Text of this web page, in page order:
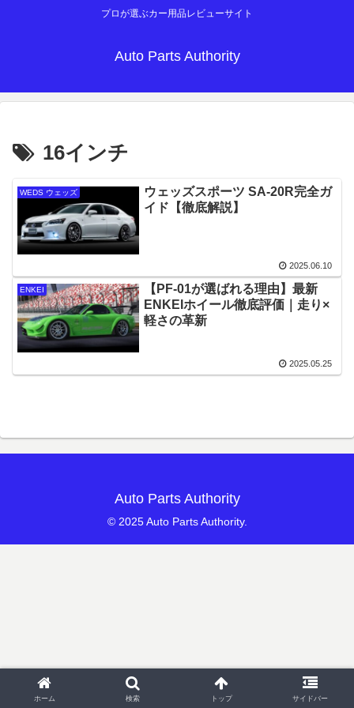
プロが選ぶカー用品レビューサイト
Auto Parts Authority
16インチ
WEDS ウェッズ
ウェッズスポーツ SA-20R完全ガ
イド【徹底解説】
2025.06.10
ENKEI
【PF-01が選ばれる理由】最新
ENKEIホイール徹底評価｜走り×
軽さの革新
2025.05.25
Auto Parts Authority
© 2025 Auto Parts Authority.
ホーム 検索 トップ サイドバー